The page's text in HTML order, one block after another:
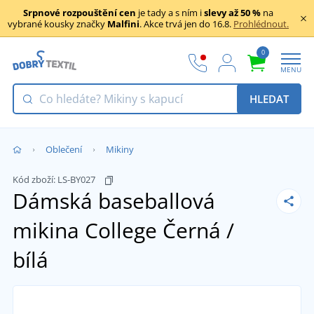
Srpnové rozpouštění cen je tady a s ním islevy až 50 % na
vybrané kousky značky Malfini. Akce trvá jen do 16.8. Prohlédnout.
0
MENU
HLEDAT
Oblečení Mikiny
Kód zboží: LS-BY027
Dámská baseballová
mikina College Černá /
bílá